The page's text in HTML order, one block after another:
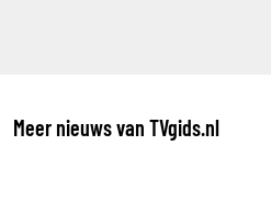
Meer nieuws van TVgids.nl